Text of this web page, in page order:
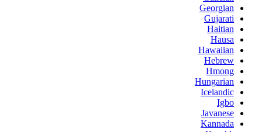
Georgian
Gujarati
Haitian
Hausa
Hawaiian
Hebrew
Hmong
Hungarian
Icelandic
Igbo
Javanese
Kannada